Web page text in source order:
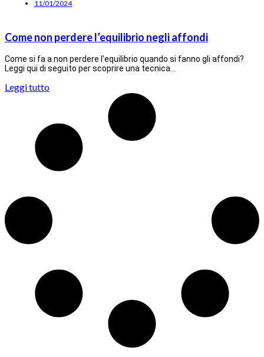
11/01/2024
Come non perdere l’equilibrio negli affondi
Come si fa a non perdere l’equilibrio quando si fanno gli affondi?
Leggi qui di seguito per scoprire una tecnica…
Leggi tutto